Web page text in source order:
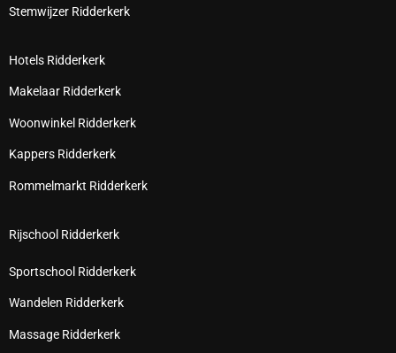
Stemwijzer Ridderkerk
Hotels Ridderkerk
Makelaar Ridderkerk
Woonwinkel Ridderkerk
Kappers Ridderkerk
Rommelmarkt Ridderkerk
Rijschool Ridderkerk
Sportschool Ridderkerk
Wandelen Ridderkerk
Massage Ridderkerk